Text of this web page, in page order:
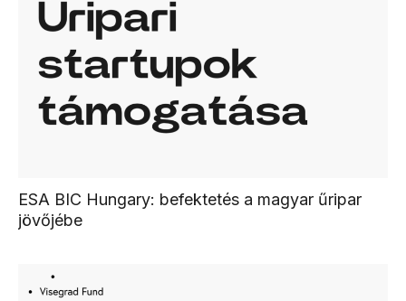
ESA BIC Hungary: befektetés a magyar űripar
jövőjébe